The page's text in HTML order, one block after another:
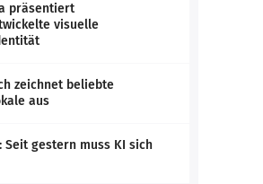
präsentiert
visuelle
zeichnet beliebte
aus
Seit gestern muss KI sich